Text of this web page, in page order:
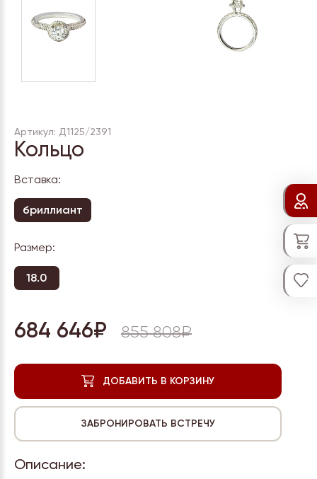
Артикул: Д1125/2391
Кольцо
Вставка:
бриллиант
Размер:
18.0
684 646₽ 855 808₽
Описание: